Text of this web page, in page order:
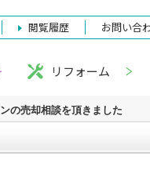
閲覧履歴 お問い合
リフォーム
の売却相談を頂きました